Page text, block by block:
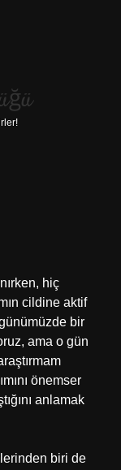
hiç
cildine aktif
bir
ama o gün
önemser
anlamak
biri de